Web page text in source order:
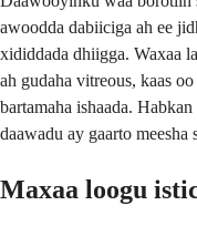
awoodda dabiiciga ah ee
xididdada dhiigga. Waxaa
ah gudaha vitreous, kaas
bartamaha ishaada.
daawadu ay gaarto meesha
Maxaa loogu